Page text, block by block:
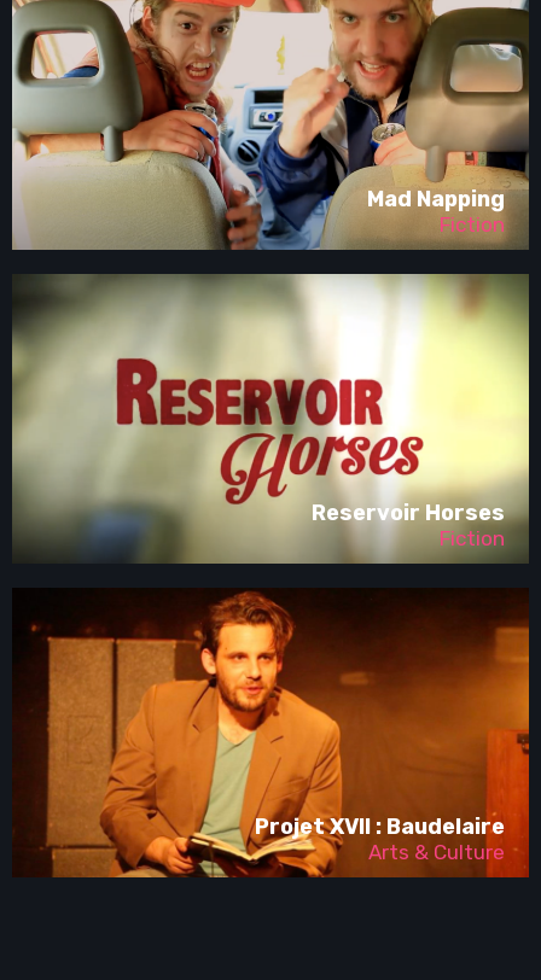
Mad Napping
Fiction
Reservoir Horses
Fiction
Projet XVII : Baudelaire
Arts & Culture